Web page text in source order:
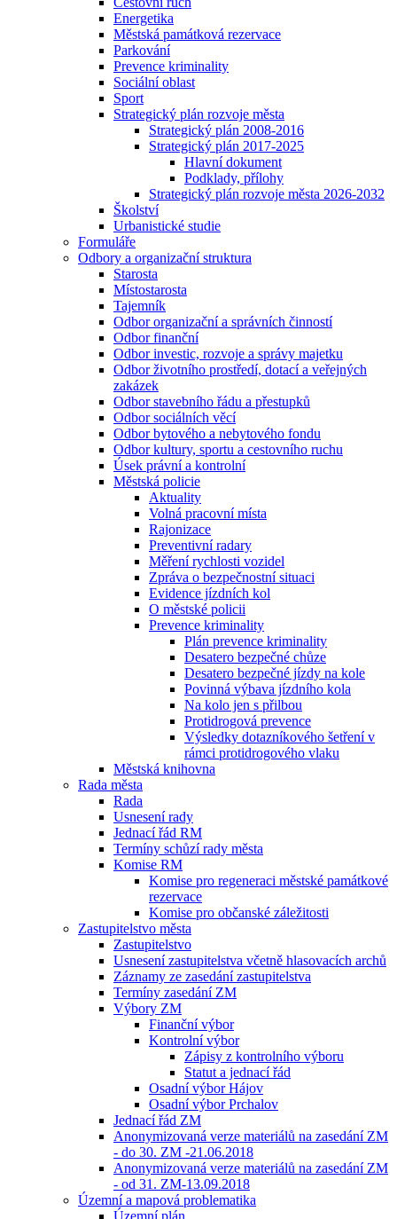
Energetika
Městská památková rezervace
Parkování
Prevence kriminality
Sociální oblast
Sport
Strategický plán rozvoje města
Strategický plán 2008-2016
Strategický plán 2017-2025
Hlavní dokument
Podklady, přílohy
Strategický plán rozvoje města 2026-2032
Školství
Urbanistické studie
Formuláře
Odbory a organizační struktura
Starosta
Místostarosta
Tajemník
Odbor organizační a správních činností
Odbor finanční
Odbor investic, rozvoje a správy majetku
Odbor životního prostředí, dotací a veřejných
zakázek
Odbor stavebního řádu a přestupků
Odbor sociálních věcí
Odbor bytového a nebytového fondu
Odbor kultury, sportu a cestovního ruchu
Úsek právní a kontrolní
Městská policie
Aktuality
Volná pracovní místa
Rajonizace
Preventivní radary
Měření rychlosti vozidel
Zpráva o bezpečnostní situaci
Evidence jízdních kol
O městské policii
Prevence kriminality
Plán prevence kriminality
Desatero bezpečné chůze
Desatero bezpečné jízdy na kole
Povinná výbava jízdního kola
Na kolo jen s přilbou
Protidrogová prevence
Výsledky dotazníkového šetření v
rámci protidrogového vlaku
Městská knihovna
Rada města
Rada
Usnesení rady
Jednací řád RM
Termíny schůzí rady města
Komise RM
Komise pro regeneraci městské památkové
rezervace
Komise pro občanské záležitosti
Zastupitelstvo města
Zastupitelstvo
Usnesení zastupitelstva včetně hlasovacích archů
Záznamy ze zasedání zastupitelstva
Termíny zasedání ZM
Výbory ZM
Finanční výbor
Kontrolní výbor
Zápisy z kontrolního výboru
Statut a jednací řád
Osadní výbor Hájov
Osadní výbor Prchalov
Jednací řád ZM
Anonymizovaná verze materiálů na zasedání ZM
- do 30. ZM -21.06.2018
Anonymizovaná verze materiálů na zasedání ZM
- od 31. ZM-13.09.2018
Územní a mapová problematika
Územní plán